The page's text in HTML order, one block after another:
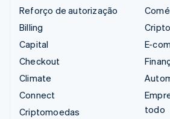
Reforço de autorização
Billing
Capital
Checkout
Climate
Connect
Criptomoedas
E-
todo